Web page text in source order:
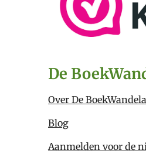
De
Over De
Blog
Aanmelden voor de